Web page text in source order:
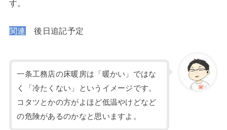
す。
関連 後日追記予定
一条工務店の床暖房は「暖かい」ではな
く「冷たくない」というイメージです。
コタツとかの方がよほど低温やけどなど
の危険があるのかなと思いますよ。